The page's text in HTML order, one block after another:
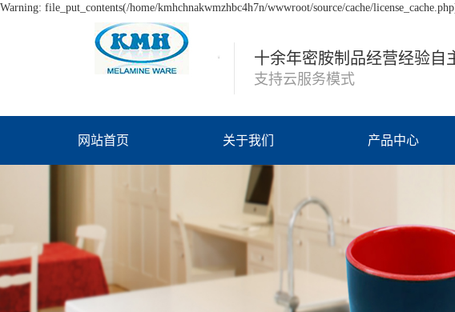
Warning: file_put_contents(/home/kmhchnakwmzhbc4h7n/wwwroot/source/cache/
十余年密胺制品经营经验自
支持云服务模式
网站首页 关于我们 产品中心